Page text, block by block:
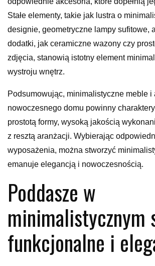
Stałe elementy, takie jak lustra o
designie, geometryczne lampy sufitowe,
dodatki, jak ceramiczne wazony czy
zdjęcia, stanowią istotny element
wystroju wnętrz.
Podsumowując, minimalistyczne meble i
nowoczesnego domu powinny
prostotą formy, wysoką jakością
z resztą aranżacji. Wybierając
wyposażenia, można stworzyć
emanuje elegancją i nowoczesnością.
Poddasze w
minimalistycznym
funkcjonalne i